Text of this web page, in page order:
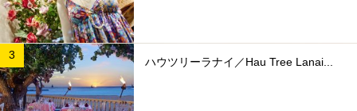
ハウツリーラナイ／Hau Tree Lanai...